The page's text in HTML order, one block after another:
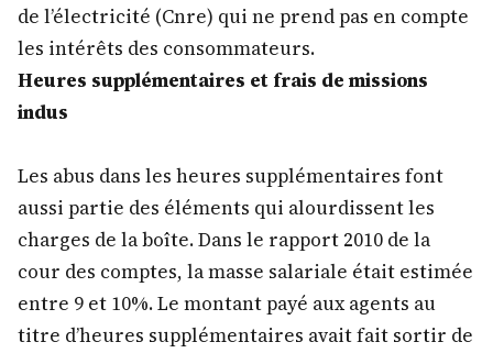
de l’électricité (Cnre) qui ne prend pas en compte
les intérêts des consommateurs.
Heures supplémentaires et frais de missions
indus
Les abus dans les heures supplémentaires font
aussi partie des éléments qui alourdissent les
charges de la boîte. Dans le rapport 2010 de la
cour des comptes, la masse salariale était estimée
entre 9 et 10%. Le montant payé aux agents au
titre d’heures supplémentaires avait fait sortir de